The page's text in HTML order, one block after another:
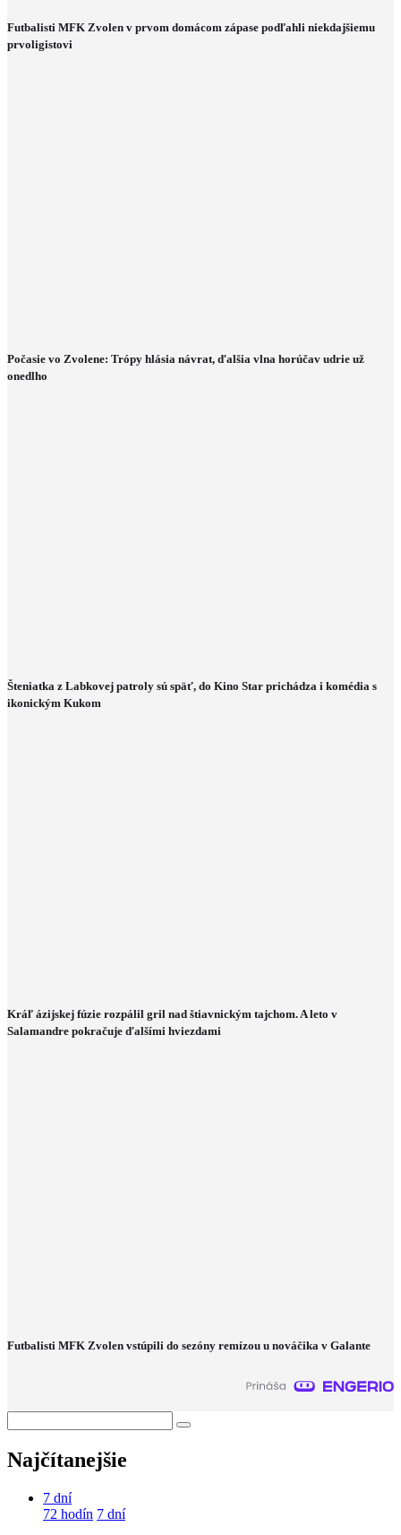
Futbalisti MFK Zvolen v prvom domácom zápase podľahli niekdajšiemu
prvoligistovi
Počasie vo Zvolene: Trópy hlásia návrat, ďalšia vlna horúčav udrie už
onedlho
Šteniatka z Labkovej patroly sú späť, do Kino Star prichádza i komédia s
ikonickým Kukom
Kráľ ázijskej fúzie rozpálil gril nad štiavnickým tajchom. A leto v
Salamandre pokračuje ďalšími hviezdami
Futbalisti MFK Zvolen vstúpili do sezóny remízou u nováčika v Galante
Najčítanejšie
7 dní
72 hodín 7 dní